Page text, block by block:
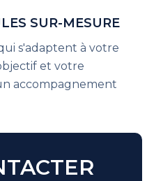
SUR-MESURE
s'adaptent à votre
et votre
accompagnement